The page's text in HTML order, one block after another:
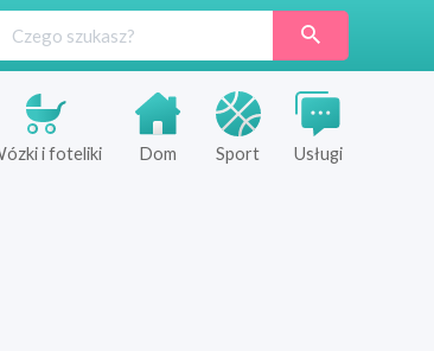
i foteliki Dom Sport Usługi